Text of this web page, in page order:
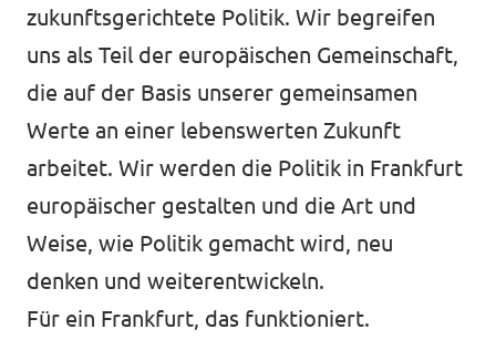
zukunftsgerichtete Politik. Wir begreifen
uns als Teil der europäischen Gemeinschaft,
die auf der Basis unserer gemeinsamen
Werte an einer lebenswerten Zukunft
arbeitet. Wir werden die Politik in Frankfurt
europäischer gestalten und die Art und
Weise, wie Politik gemacht wird, neu
denken und weiterentwickeln.
Für ein Frankfurt, das funktioniert.